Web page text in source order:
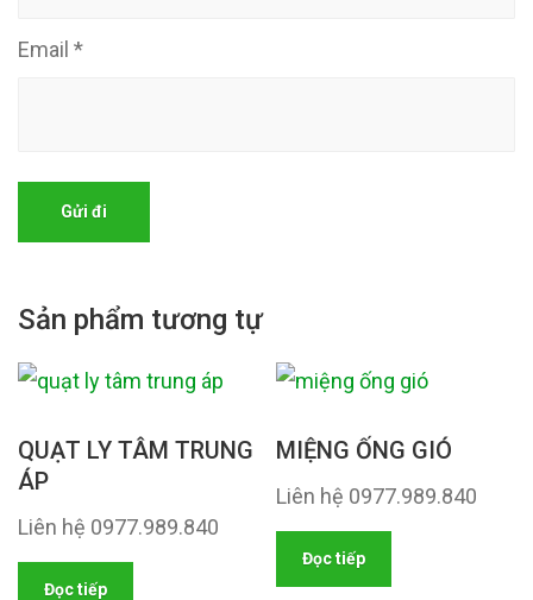
Email *
Sản phẩm tương tự
QUẠT LY TÂM TRUNG
ÁP
Liên hệ 0977.989.840
Đọc tiếp
MIỆNG ỐNG GIÓ
Liên hệ 0977.989.840
Đọc tiếp